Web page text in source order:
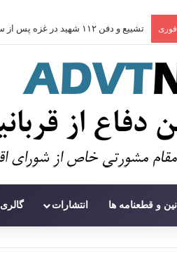
تشییع و دفن ۱۱۲ شهید در غزه پس از سه سال
و قطعنامه ها انتشارات گالری